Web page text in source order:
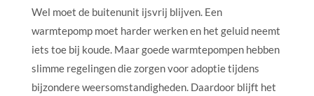
Wel moet de buitenunit ijsvrij blijven. Een
warmtepomp moet harder werken en het geluid neemt
iets toe bij koude. Maar goede warmtepompen hebben
slimme regelingen die zorgen voor adoptie tijdens
bijzondere weersomstandigheden. Daardoor blijft het